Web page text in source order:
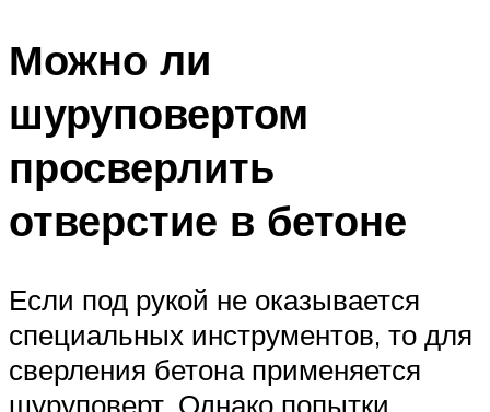
Можно ли
шуруповертом
просверлить
отверстие в бетоне
Если под рукой не оказывается
специальных инструментов, то для
сверления бетона применяется
шуруповерт. Однако попытки